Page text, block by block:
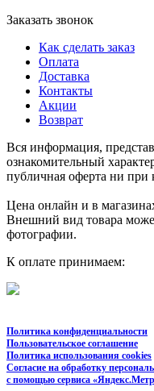
Заказать звонок
Как сделать заказ
Оплата
Доставка
Контакты
Акции
Возврат
Вся информация,
ознакомительный
публичная оферта ни при
Цена онлайн и в
Внешний вид товара
фотографии.
К оплате принимаем:
Политика конфиденциальности
Пользовательское соглашение
Политика использования cookies
Согласие на обработку
с помощью сервиса